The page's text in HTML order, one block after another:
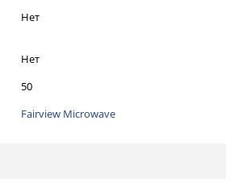
Нет
Нет
50
Fairview Microwave